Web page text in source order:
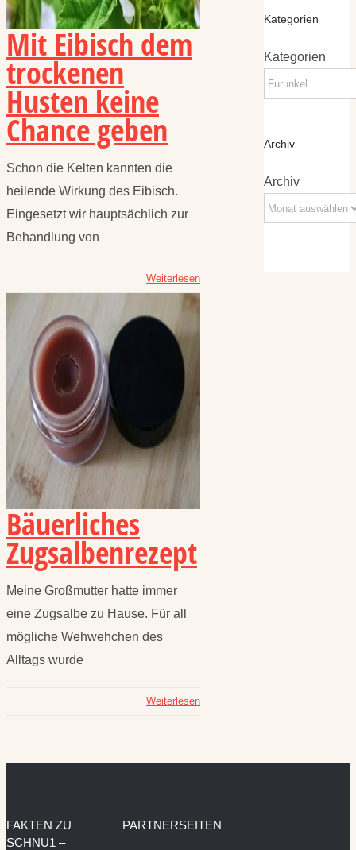
Mit Eibisch dem
trockenen
Husten keine
Chance geben
Schon die Kelten kannten die
heilende Wirkung des Eibisch.
Eingesetzt wir hauptsächlich zur
Behandlung von
Weiterlesen
Bäuerliches
Zugsalbenrezept
Meine Großmutter hatte immer
eine Zugsalbe zu Hause. Für all
mögliche Wehwehchen des
Alltags wurde
Weiterlesen
Kategorien
Kategorien
Archiv
Archiv
FAKTEN ZU
SCHNU1 –
PARTNERSEITEN